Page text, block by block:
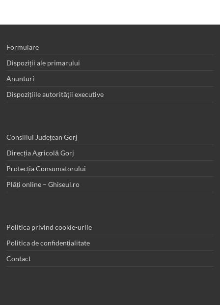
Formulare
Dispoziții ale primarului
Anunturi
Dispozițiile autorității executive
Consiliul Județean Gorj
Direcția Agricolă Gorj
Protecția Consumatorului
Plăți online – Ghiseul.ro
Politica privind cookie-urile
Politica de confidențialitate
Contact